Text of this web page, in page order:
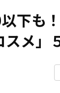
下も
スメ」